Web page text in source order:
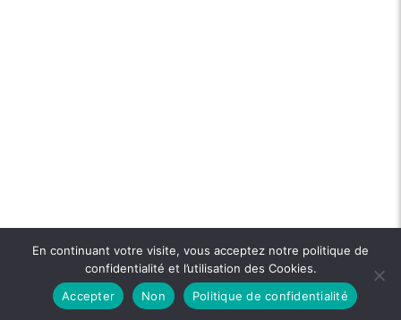
En continuant votre visite, vous acceptez notre politique de
confidentialité et l’utilisation des Cookies.
Accepter
Non Politique de confidentialité